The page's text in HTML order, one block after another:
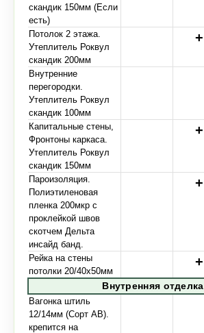
скандик 150мм (Если
есть)
Потолок 2 этажа.
Утеплитель Роквул
скандик 200мм
Внутренние
перегородки.
Утеплитель Роквул
скандик 100мм
Капитальные стены,
Фронтоны каркаса.
Утеплитель Роквул
скандик 150мм
Пароизоляция.
Полиэтиленовая
пленка 200мкр с
проклейкой швов
скотчем Дельта
инсайд банд.
Рейка на стены
потолки 20/40х50мм
Внутренняя отделка
Вагонка штиль
12/14мм (Сорт АВ).
крепится на